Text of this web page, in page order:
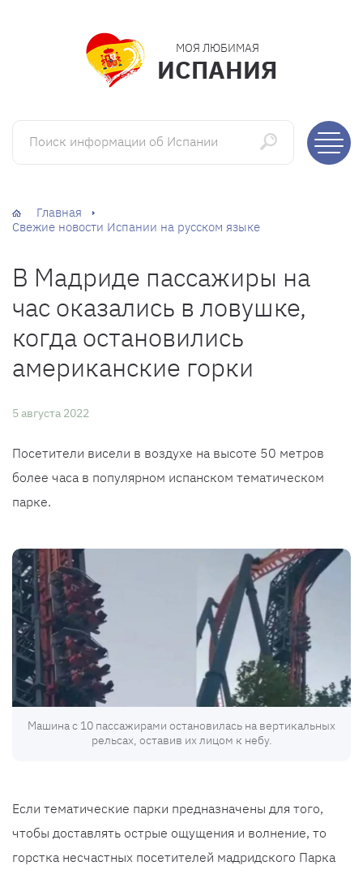
МОЯ ЛЮБИМАЯ
ИСПАНИЯ
Поиск информации об Испании
Главная
Свежие новости Испании на русском языке
В Мадриде пассажиры на
час оказались в ловушке,
когда остановились
американские горки
5 августа 2022
Посетители висели в воздухе на высоте 50 метров
более часа в популярном испанском тематическом
парке.
Машина с 10 пассажирами остановилась на вертикальных
рельсах, оставив их лицом к небу.
Если тематические парки предназначены для того,
чтобы доставлять острые ощущения и волнение, то
горстка несчастных посетителей мадридского Парка